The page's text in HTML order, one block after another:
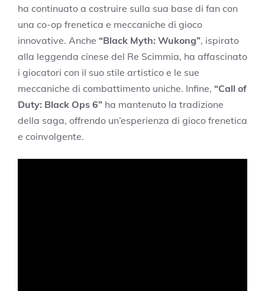
ha continuato a costruire sulla sua base di fan con
una co-op frenetica e meccaniche di gioco
innovative. Anche “Black Myth: Wukong”, ispirato
alla leggenda cinese del Re Scimmia, ha affascinato
i giocatori con il suo stile artistico e le sue
meccaniche di combattimento uniche. Infine, “Call of
Duty: Black Ops 6” ha mantenuto la tradizione
della saga, offrendo un’esperienza di gioco frenetica
e coinvolgente.